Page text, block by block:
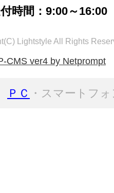
時間：9:00～16:00
Lightstyle All Rights
CMS ver4 by Netprompt
ＰＣ ・スマートフ